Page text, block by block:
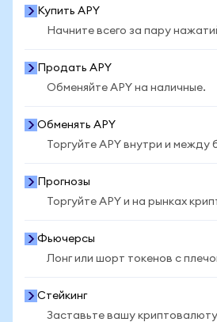
Купить APY
Начните всего за пару
Продать APY
Обменяйте APY на наличные.
Обменять APY
Торгуйте APY внутри и между
Прогнозы
Торгуйте APY и на рынках
Фьючерсы
Лонг или шорт токенов с
Стейкинг
Заставьте вашу